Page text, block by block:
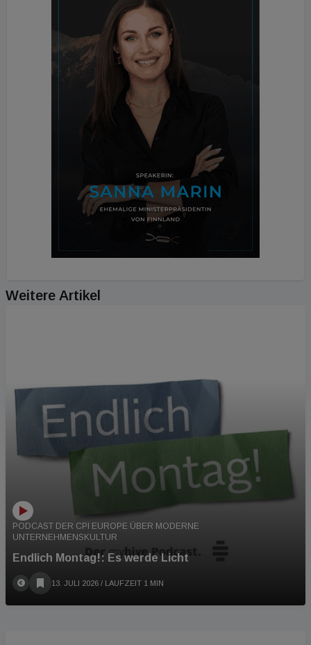
Weitere Artikel
PODCAST DER CPI EUROPE ÜBER MODERNE
UNTERNEHMENSKULTUR
Endlich Montag!: Es werde Licht
13. JULI 2026 / LAUFZEIT 1 MIN